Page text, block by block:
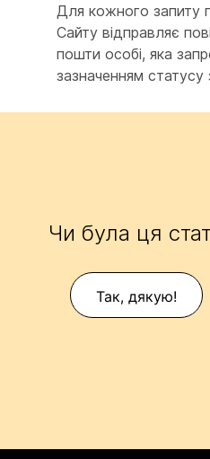
Для кожного запиту
Сайту відправляє
пошти особі, яка
зазначенням статусу
Чи була ця
Так, дякую!